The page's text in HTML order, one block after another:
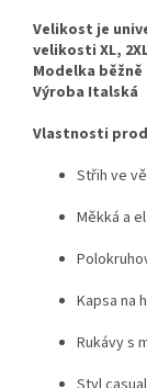
Velikost je
velikosti XL,
Modelka běžně
Výroba Italská
Vlastnosti
Střih ve
Měkká a
Kapsa na
Rukávy s